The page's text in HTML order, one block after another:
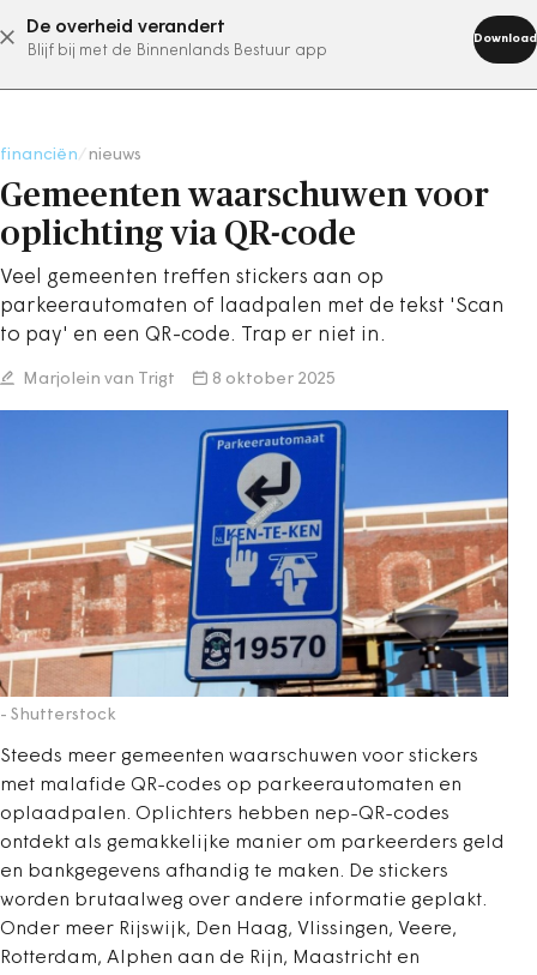
De overheid verandert
Blijf bij met de Binnenlands Bestuur app
Download
abonneer nu
financiën nieuws
Gemeenten waarschuwen voor
oplichting via QR-code
Veel gemeenten treffen stickers aan op
parkeerautomaten of laadpalen met de tekst 'Scan
to pay' en een QR-code. Trap er niet in.
Marjolein van Trigt 8 oktober 2025
- Shutterstock
Steeds meer gemeenten waarschuwen voor stickers
met malafide QR-codes op parkeerautomaten en
oplaadpalen. Oplichters hebben nep-QR-codes
ontdekt als gemakkelijke manier om parkeerders geld
en bankgegevens afhandig te maken. De stickers
worden brutaalweg over andere informatie geplakt.
Onder meer Rijswijk, Den Haag, Vlissingen, Veere,
Rotterdam, Alphen aan de Rijn, Maastricht en